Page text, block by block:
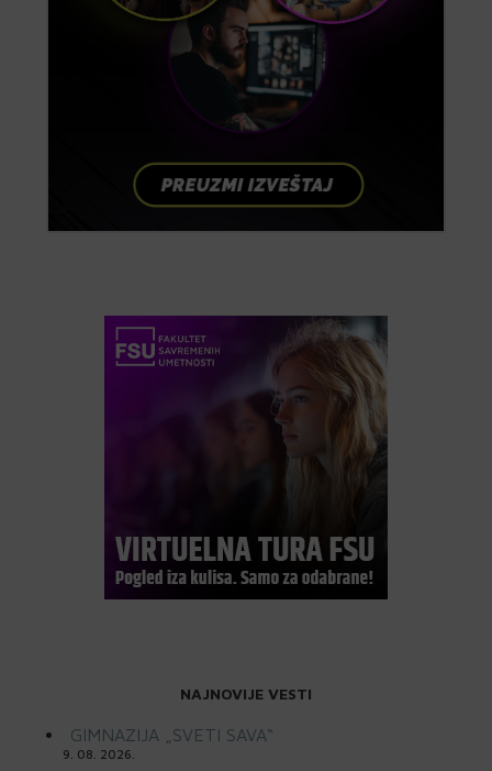
NAJNOVIJE VESTI
GIMNAZIJA „SVETI SAVA“
9. 08. 2026.